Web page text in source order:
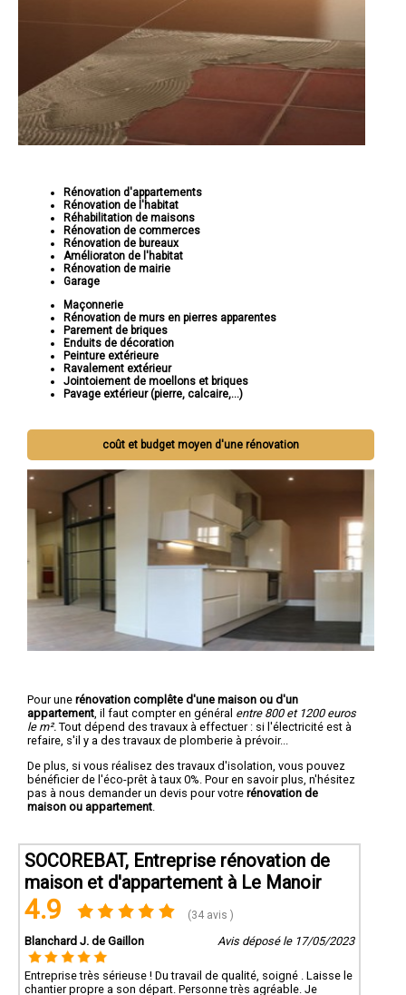
Rénovation d'appartements
Rénovation de l'habitat
Réhabilitation de maisons
Rénovation de commerces
Rénovation de bureaux
Amélioraton de l'habitat
Rénovation de mairie
Garage
Maçonnerie
Rénovation de murs en pierres apparentes
Parement de briques
Enduits de décoration
Peinture extérieure
Ravalement extérieur
Jointoiement de moellons et briques
Pavage extérieur (pierre, calcaire,...)
coût et budget moyen d'une rénovation
Pour une rénovation complête d'une maison ou d'un
appartement , il faut compter en général entre 800 et 1200 euros
le m². Tout dépend des travaux à effectuer : si l'électricité est à
refaire, s'il y a des travaux de plomberie à prévoir...
De plus, si vous réalisez des travaux d'isolation, vous pouvez
bénéficier de l'éco-prêt à taux 0%. Pour en savoir plus, n'hésitez
pas à nous demander un devis pour votre rénovation de
maison ou appartement
SOCOREBAT, Entreprise rénovation de
maison et d'appartement à Le Manoir
4.9 (34 avis )
Blanchard J. de Gaillon Avis déposé le 17/05/2023
Entreprise très sérieuse ! Du travail de qualité, soigné . Laisse le
chantier propre a son départ. Personne très agréable. Je